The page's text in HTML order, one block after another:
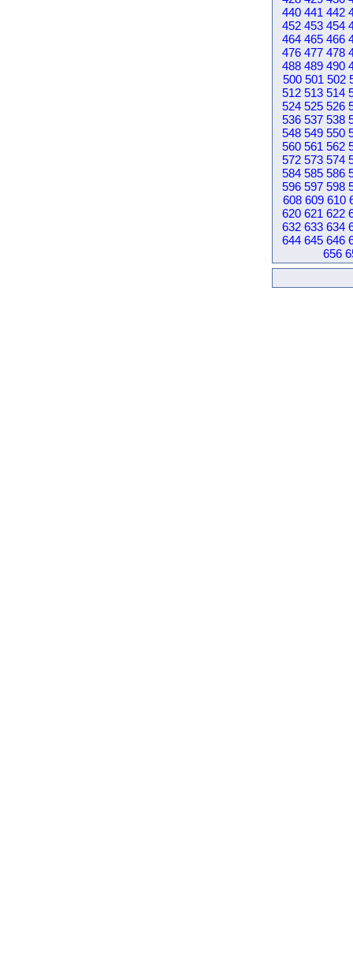
440 441 442
452 453 454
464 465 466
476 477 478
488 489 490
500 501 502
512 513 514
524 525 526
536 537 538
548 549 550
560 561 562
572 573 574
584 585 586
596 597 598
608 609 610
620 621 622
632 633 634
644 645 646
656